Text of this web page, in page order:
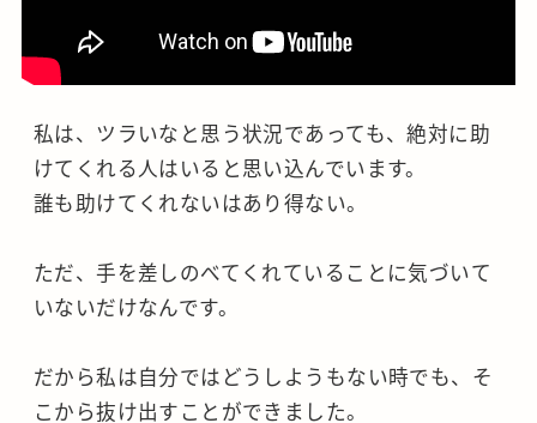
私は、ツラいなと思う状況であっても、絶対に助
けてくれる人はいると思い込んでいます。
誰も助けてくれないはあり得ない。
ただ、手を差しのべてくれていることに気づいて
いないだけなんです。
だから私は自分ではどうしようもない時でも、そ
こから抜け出すことができました。